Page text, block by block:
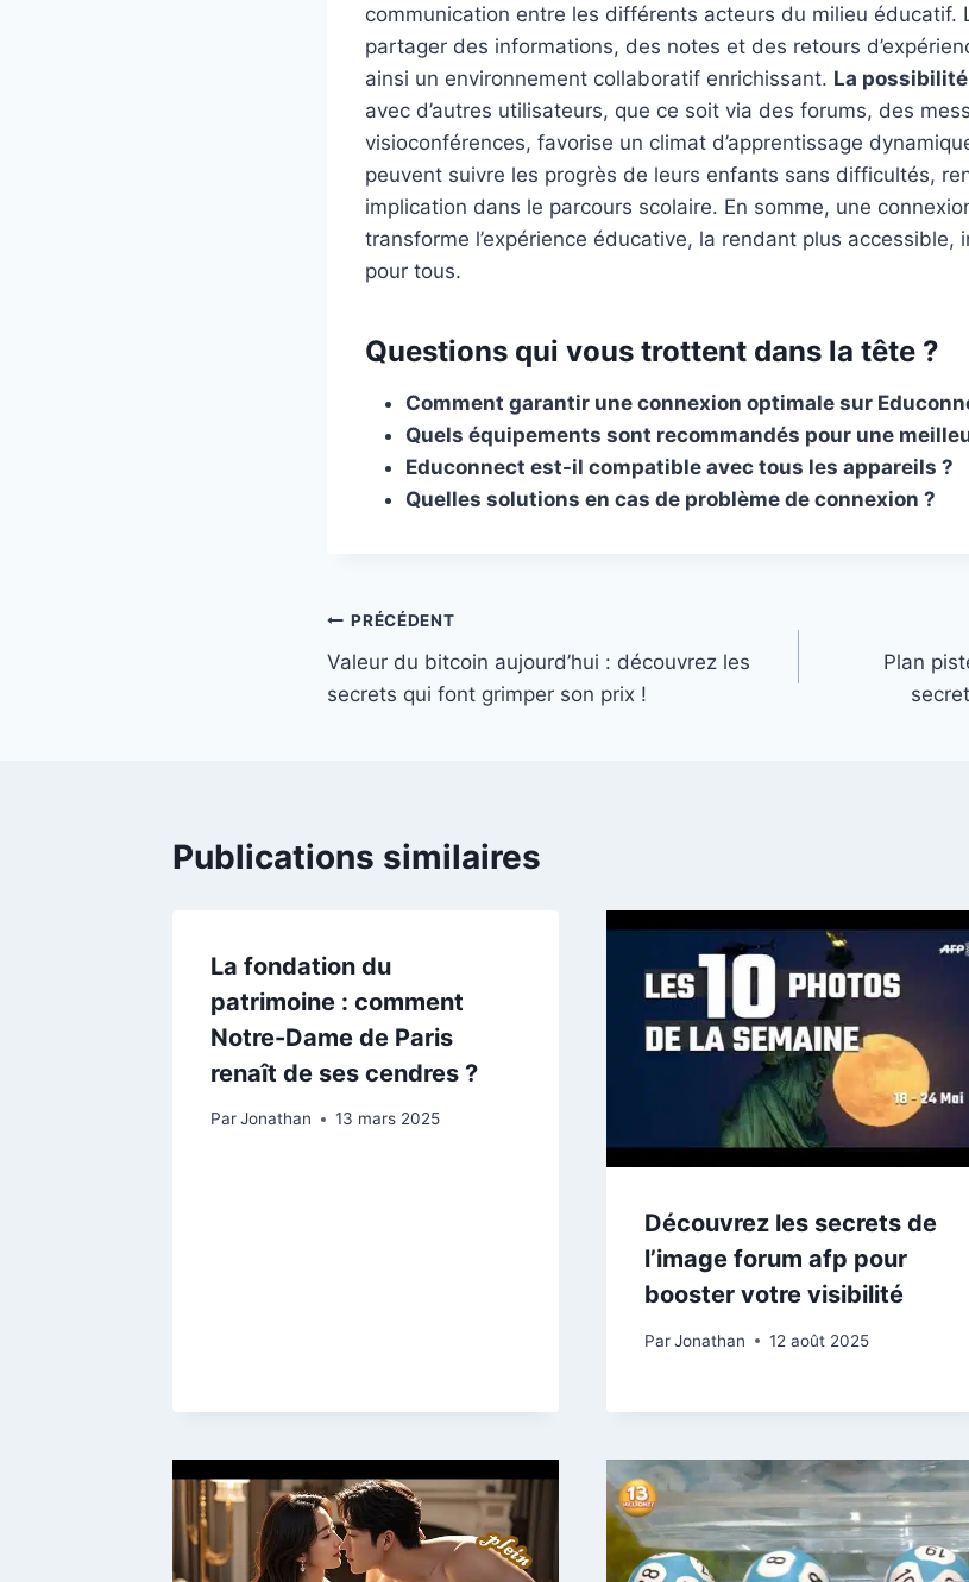
communication entre les différents acteurs du milieu éducatif.
partager des informations, des notes et des retours
ainsi un environnement collaboratif enrichissant. La
avec d’autres utilisateurs, que ce soit via des forums, des
visioconférences, favorise un climat d’apprentissage
peuvent suivre les progrès de leurs enfants sans difficultés,
implication dans le parcours scolaire. En somme, une
transforme l’expérience éducative, la rendant plus accessible,
pour tous.
Questions qui vous trottent dans la tête ?
Comment garantir une connexion optimale sur
Quels équipements sont recommandés pour une
Educonnect est-il compatible avec tous les appareils ?
Quelles solutions en cas de problème de connexion ?
Navigation
de
PRÉCÉDENT
Valeur du bitcoin aujourd’hui : découvrez les
secrets qui font grimper son prix !
Plan
Publications similaires
La fondation du
patrimoine : comment
Notre-Dame de Paris
renaît de ses cendres ?
ParJonathan 13 mars 2025
Découvrez les secrets de
l’image forum afp pour
booster votre visibilité
Par Jonathan 12 août 2025